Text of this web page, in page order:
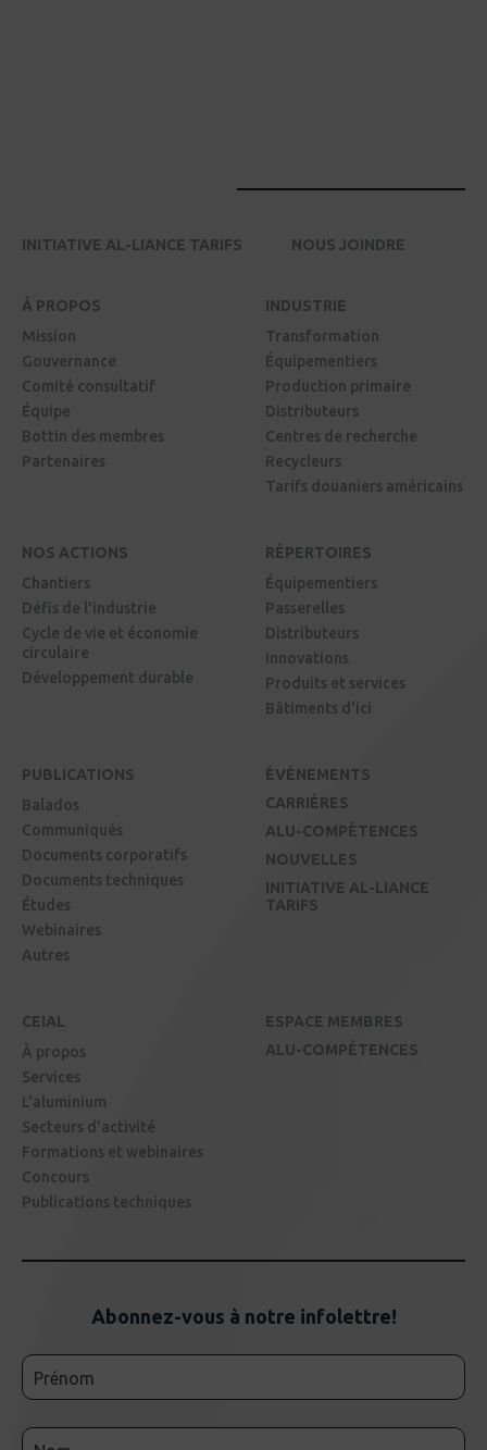
INITIATIVE AL-LIANCE TARIFS NOUS JOINDRE
À PROPOS
Mission
Gouvernance
Comité consultatif
Équipe
Bottin des membres
Partenaires
INDUSTRIE
Transformation
Équipementiers
Production primaire
Distributeurs
Centres de recherche
Recycleurs
Tarifs douaniers américains
NOS ACTIONS
Chantiers
Défis de l'industrie
Cycle de vie et économie
circulaire
Développement durable
RÉPERTOIRES
Équipementiers
Passerelles
Distributeurs
Innovations
Produits et services
Bâtiments d'ici
PUBLICATIONS
Balados
Communiqués
Documents corporatifs
Documents techniques
Études
Webinaires
Autres
ÉVÉNEMENTS
CARRIÈRES
ALU-COMPÉTENCES
NOUVELLES
INITIATIVE AL-LIANCE
TARIFS
CEIAL
À propos
Services
L'aluminium
Secteurs d'activité
Formations et webinaires
Concours
Publications techniques
ESPACE MEMBRES
ALU-COMPÉTENCES
Abonnez-vous à notre infolettre!